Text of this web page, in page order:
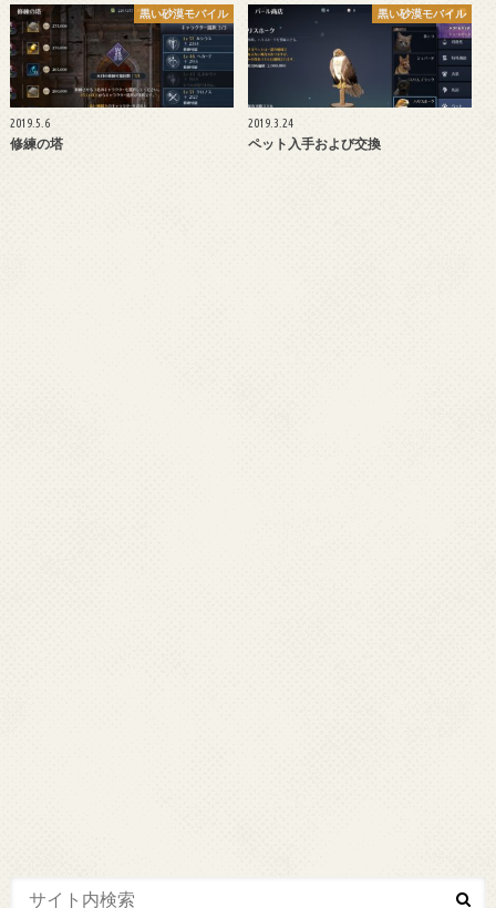
黒い砂漠モバイル
2019.5.6
修練の塔
黒い砂漠モバイル
2019.3.24
ペット入手および交換